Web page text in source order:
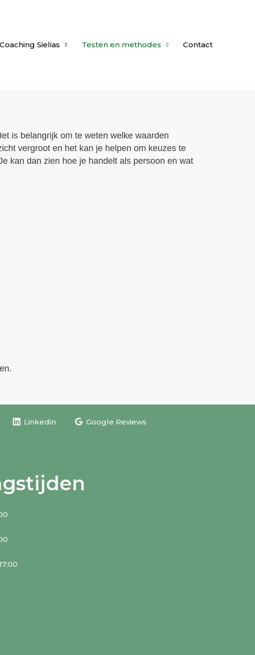
Sielias Testen en methodes Contact
is belangrijk om te weten welke waarden
vergroot en het kan je helpen om keuzes te
kan dan zien hoe je handelt als persoon en wat
Linkedin Google Reviews